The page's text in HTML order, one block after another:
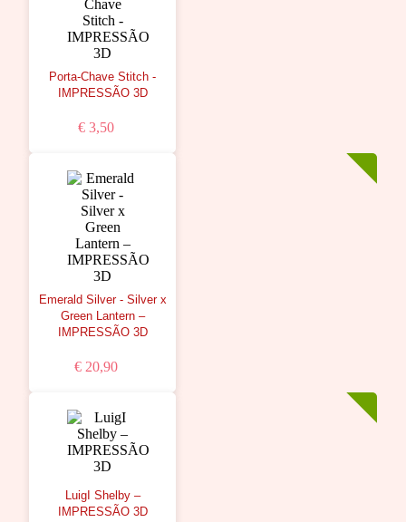
Porta-Chave Stitch -
IMPRESSÃO 3D
€ 3,50
Emerald Silver - Silver x
Green Lantern –
IMPRESSÃO 3D
€ 20,90
LuigI Shelby –
IMPRESSÃO 3D